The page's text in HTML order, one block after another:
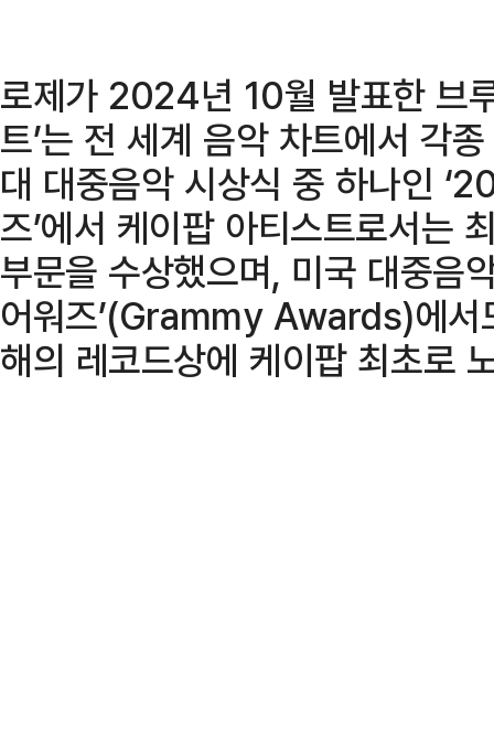
로제가 2024년 10월 발표한 브
트’는 전 세계 음악 차트에서 각
대 대중음악 시상식 중 하나인
즈’에서 케이팝 아티스트로서는
부문을 수상했으며, 미국 대중음
어워즈’(Grammy Awards)에서
해의 레코드상에 케이팝 최초로